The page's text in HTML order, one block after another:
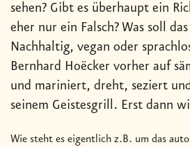
sehen? Gibt es überhaupt ein
eher nur ein Falsch? Was soll
Nachhaltig, vegan oder
Bernhard Hoëcker vorher auf
und mariniert, dreht, seziert
seinem Geistesgrill. Erst dann
Wie steht es eigentlich z.B. um das